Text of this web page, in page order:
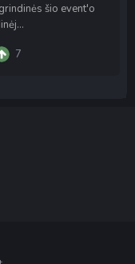
šio event'o
7